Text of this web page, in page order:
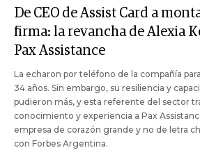
De CEO de Assist Card a
firma: la revancha de Alexia
Pax Assistance
La echaron por teléfono de la compañía
34 años. Sin embargo, su resiliencia y
pudieron más, y esta referente del sector
conocimiento y experiencia a Pax
empresa de corazón grande y no de letra
con Forbes Argentina.